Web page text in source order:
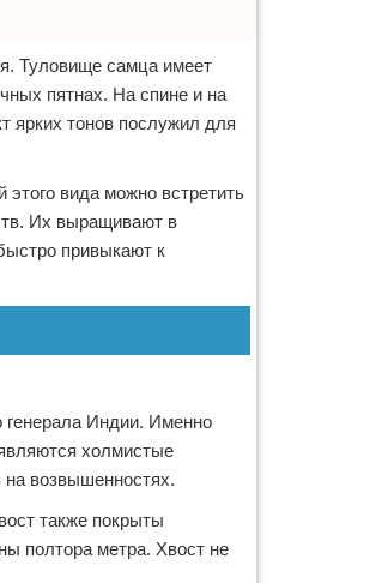
Туловище самца имеет
пятнах. На спине и на
ярких тонов послужил для
вида можно встретить
Их выращивают в
привыкают к
генерала Индии. Именно
холмистые
на возвышенностях.
также покрыты
полтора метра. Хвост не